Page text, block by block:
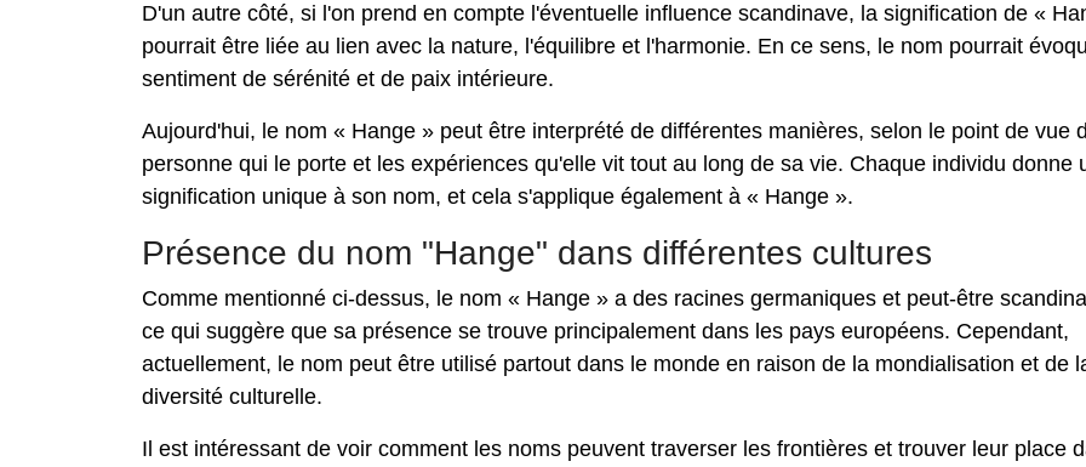
D'un autre côté, si l'on prend en compte l'éventuelle influence scandinave, la signification de «
pourrait être liée au lien avec la nature, l'équilibre et l'harmonie. En ce sens, le nom pourrait
sentiment de sérénité et de paix intérieure.
Aujourd'hui, le nom « Hange » peut être interprété de différentes manières, selon le point de vue
personne qui le porte et les expériences qu'elle vit tout au long de sa vie. Chaque individu donne
signification unique à son nom, et cela s'applique également à « Hange ».
Présence du nom "Hange" dans différentes cultures
Comme mentionné ci-dessus, le nom « Hange » a des racines germaniques et peut-être
ce qui suggère que sa présence se trouve principalement dans les pays européens. Cependant,
actuellement, le nom peut être utilisé partout dans le monde en raison de la mondialisation et de
diversité culturelle.
Il est intéressant de voir comment les noms peuvent traverser les frontières et trouver leur place